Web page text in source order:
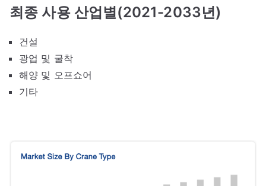
최종 사용 산업별(2021-2033년)
건설
광업 및 굴착
해양 및 오프쇼어
기타